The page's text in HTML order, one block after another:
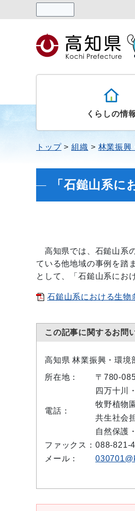
くらしの情
トップ 組織 林業振興
「石鎚山系
高知県では、石鎚山系
ている他地域の事例を踏
として、「石鎚山系にお
石鎚山系における生物
この記事に関するお問
高知県 林業振興・環境
所在地：
〒780-
電話：
四万十
牧野植
共生社
自然保
ファックス： 088-821-
メール：